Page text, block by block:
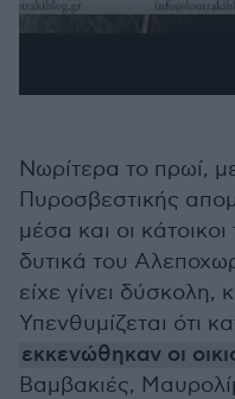
Νωρίτερα το πρωί,
Πυροσβεστικής
μέσα και οι
δυτικά του
είχε γίνει
Υπενθυμίζεται ότι
εκκενώθηκαν οι
Βαμβακιές,